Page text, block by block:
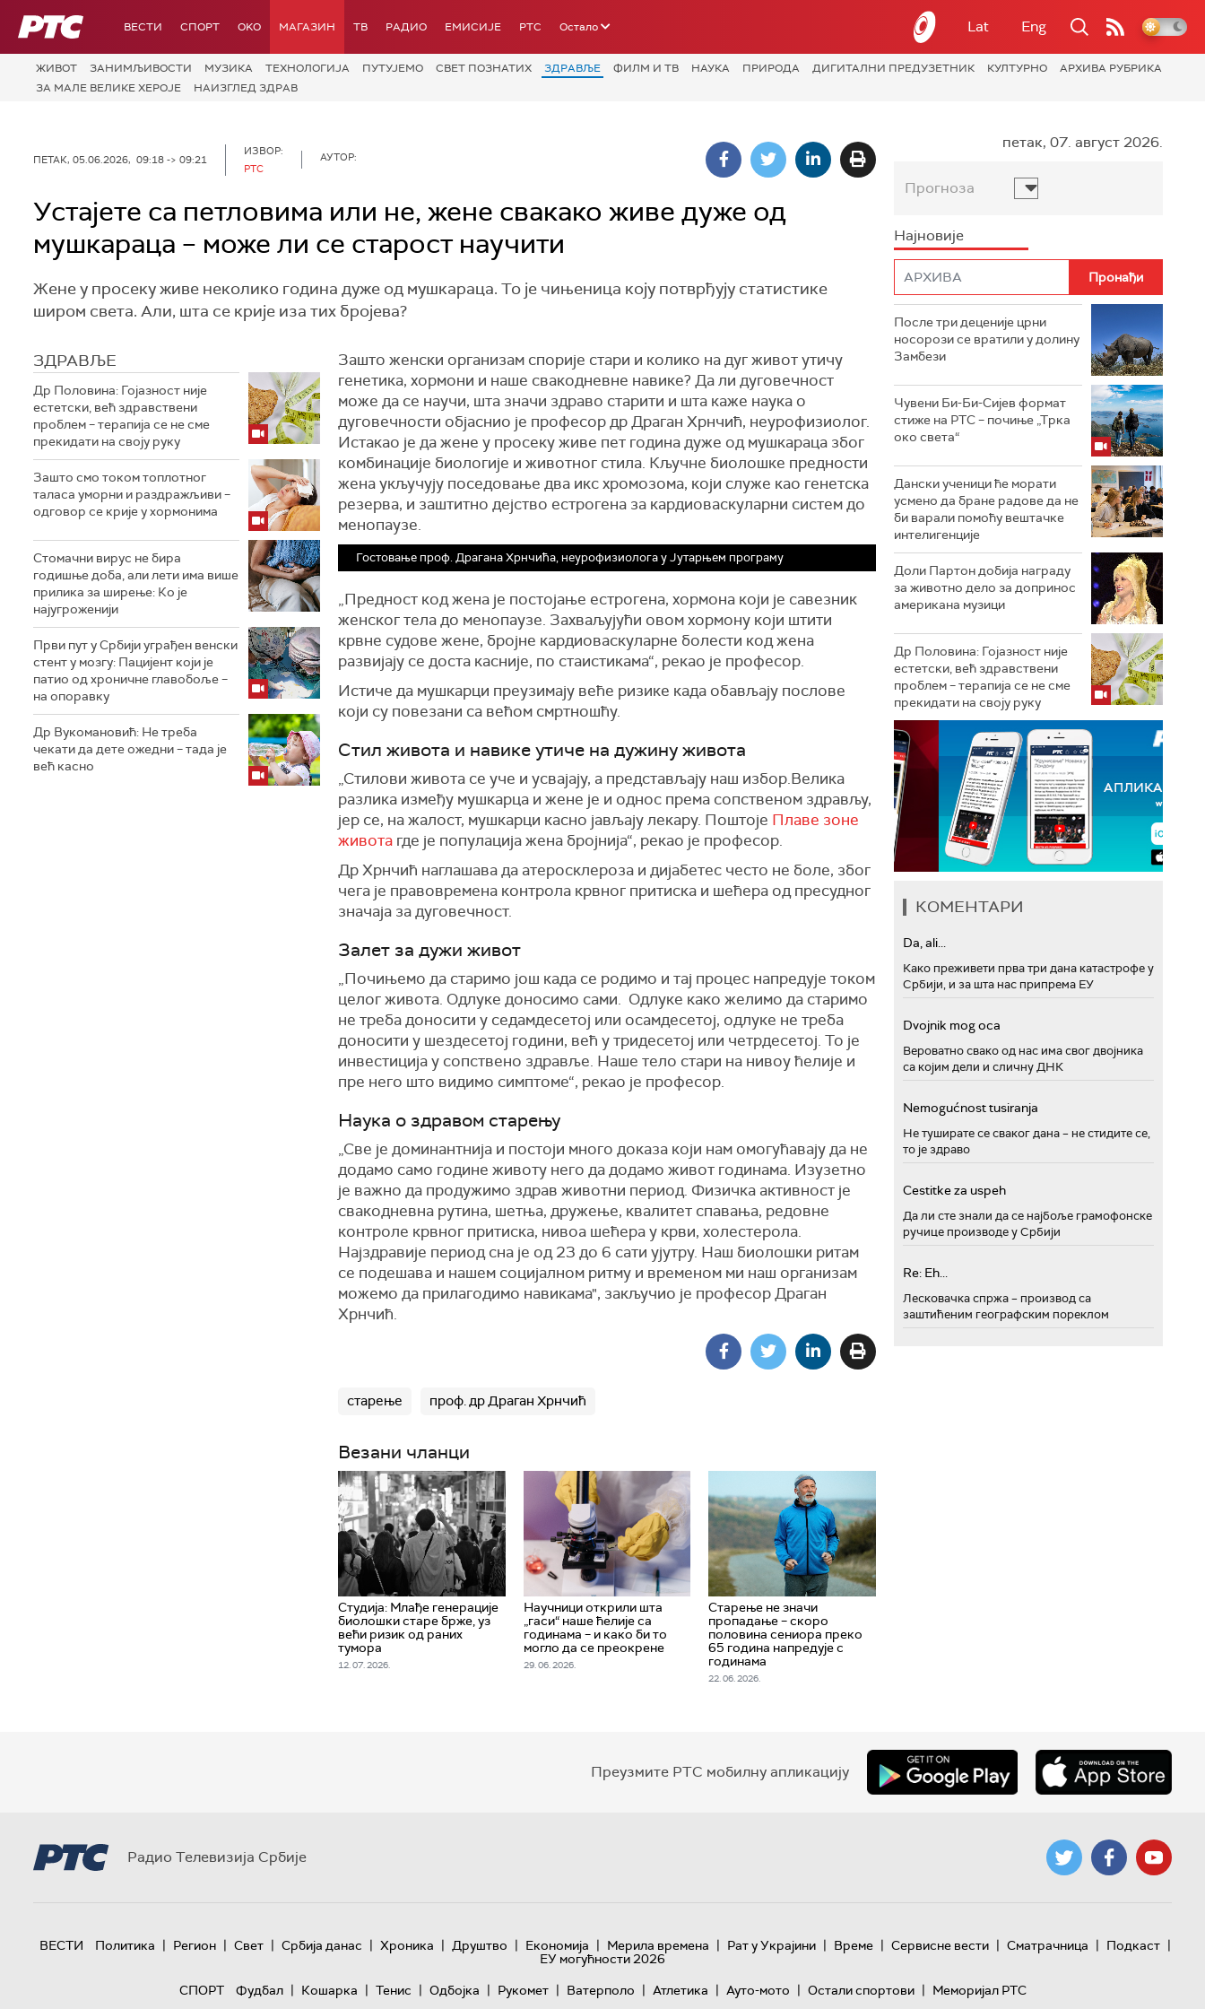
РТС ВЕСТИ СПОРТ OKO МАГАЗИН ТВ РАДИО ЕМИСИЈЕ РТС Остало Lat Eng
ЖИВОТ ЗАНИМЉИВОСТИ МУЗИКА ТЕХНОЛОГИЈA ПУТУЈЕМО СВЕТ ПОЗНАТИХ ЗДРАВЉЕ ФИЛМ И ТВ НАУКА ПРИРОДА ДИГИТАЛНИ ПРЕДУЗЕТНИК КУЛТУРНО
АРХИВА РУБРИКА
ЗА МАЛЕ ВЕЛИКЕ ХЕРОЈЕ
НАИЗГЛЕД ЗДРАВ
ПЕТАК, 05.06.2026, 09:18 -> 09:21
ИЗВОР:
РТС
АУТОР:
Устајете са петловима или не, жене свакако живе дуже од
мушкараца – може ли се старост научити
Жене у просеку живе неколико година дуже од мушкараца. То је чињеница коју потврђују статистике
широм света. Али, шта се крије иза тих бројева?
ЗДРАВЉЕ
Др Половина: Гојазност није
естетски, већ здравствени
проблем – терапија се не сме
прекидати на своју руку
Зашто смо током топлотног
таласа уморни и раздражљиви –
одговор се крије у хормонима
Стомачни вирус не бира
годишње доба, али лети има више
прилика за ширење: Ко је
најугроженији
Први пут у Србији уграђен венски
стент у мозгу: Пацијент који је
патио од хроничне главобоље –
на опоравку
Др Вукомановић: Не треба
чекати да дете ожедни – тада је
већ касно
Зашто женски организам спорије стари и колико на дуг живот утичу
генетика, хормони и наше свакодневне навике? Да ли дуговечност
може да се научи, шта значи здраво старити и шта каже наука о
дуговечности објаснио је професор др Драган Хрнчић, неурофизиолог.
Истакао је да жене у просеку живе пет година дуже од мушкараца због
комбинације биологије и животног стила. Кључне биолошке предности
жена укључују поседовање два икс хромозома, који служе као генетска
резерва, и заштитно дејство естрогена за кардиоваскуларни систем до
менопаузе.
Гостовање проф. Драгана Хрнчића, неурофизиолога у Јутарњем програму
„Предност код жена је постојање естрогена, хормона који је савезник
женског тела до менопаузе. Захваљујући овом хормону који штити
крвне судове жене, бројне кардиоваскуларне болести код жена
развијају се доста касније, по стаистикама“, рекао је професор.
Истиче да мушкарци преузимају веће ризике када обављају послове
који су повезани са већом смртношћу.
Стил живота и навике утиче на дужину живота
„Стилови живота се уче и усвајају, а представљају наш избор.Велика
разлика између мушкарца и жене је и однос према сопственом здрављу,
јер се, на жалост, мушкарци касно јављају лекару. Поштоје Плаве зоне
живота где је популација жена бројнија“, рекао је професор.
Др Хрнчић наглашава да атеросклероза и дијабетес често не боле, због
чега је правовремена контрола крвног притиска и шећера од пресудног
значаја за дуговечност.
Залет за дужи живот
„Почињемо да старимо још када се родимо и тај процес напредује током
целог живота. Одлуке доносимо сами. Одлуке како желимо да старимо
не треба доносити у седамдесетој или осамдесетој, одлуке не треба
доносити у шездесетој години, већ у тридесетој или четрдесетој. То је
инвестиција у сопствено здравље. Наше тело стари на нивоу ћелије и
пре него што видимо симптоме“, рекао је професор.
Наука о здравом старењу
„Све је доминантнија и постоји много доказа који нам омогућавају да не
додамо само године животу него да додамо живот годинама. Изузетно
је важно да продужимо здрав животни период. Физичка активност је
свакодневна рутина, шетња, дружење, квалитет спавања, редовне
контроле крвног притиска, нивоа шећера у крви, холестерола.
Најздравије период сна је од 23 до 6 сати ујутру. Наш биолошки ритам
се подешава и нашем социјалном ритму и временом ми наш организам
можемо да прилагодимо навикама", закључио је професор Драган
Хрнчић.
старење проф. др Драган Хрнчић
Везани чланци
Студија: Млађе генерације
биолошки старе брже, уз
већи ризик од раних
тумора
12. 07. 2026.
Научници открили шта
„гаси“ наше ћелије са
годинама – и како би то
могло да се преокрене
29. 06. 2026.
Старење не значи
пропадање – скоро
половина сениора преко
65 година напредује с
годинама
22. 06. 2026.
петак, 07. август 2026.
Прогноза
Најновије
После три деценије црни
носорози се вратили у долину
Замбези
Чувени Би-Би-Сијев формат
стиже на РТС – почиње „Трка
око света“
Дански ученици ће морати
усмено да бране радове да не
би варали помоћу вештачке
интелигенције
Доли Партон добија награду
за животно дело за допринос
американа музици
Др Половина: Гојазност није
естетски, већ здравствени
проблем – терапија се не сме
прекидати на своју руку
КОМЕНТАРИ
Da, ali...
Како преживети прва три дана катастрофе у
Србији, и за шта нас припрема ЕУ
Dvojnik mog oca
Вероватно свако од нас има свог двојника
са којим дели и сличну ДНК
Nemogućnost tusiranja
Не туширате се сваког дана – не стидите се,
то је здраво
Cestitke za uspeh
Да ли сте знали да се најбоље грамофонске
ручице производе у Србији
Re: Eh...
Лесковачка спржа – производ са
заштићеним географским пореклом
Преузмите РТС мобилну апликацију
Радио Телевизија Србије
ВЕСТИ Политика | Регион | Свет | Србија данас | Хроника | Друштво | Економија | Мерила времена | Рат у Украјини | Време | Сервисне вести | Сматрачница | Подкаст |
ЕУ могућности 2026
СПОРТ
Фудбал | Кошарка | Тенис | Одбојка | Рукомет | Ватерполо | Атлетика | Ауто-мото | Остали спортови | Меморијал РТС